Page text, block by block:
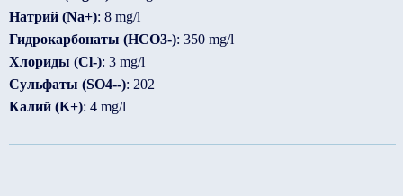
Натрий (Na+): 8 mg/l
Гидрокарбонаты (HCO3-): 350 mg/l
Хлориды (Cl-): 3 mg/l
Сульфаты (SO4--): 202
Калий (K+): 4 mg/l